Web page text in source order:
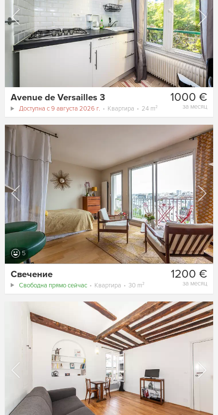
1000 €
за месяц
Avenue de Versailles 3
Доступна с 9 августа 2026 г. Квартира 24 m²
5
1200 €
за месяц
Свечение
Свободна прямо сейчас Квартира 30 m²